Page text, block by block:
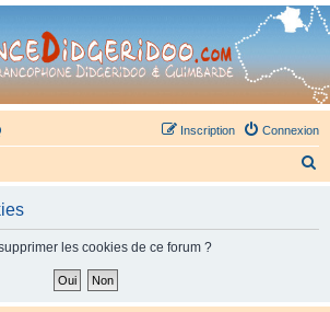
Didgeridoo - retrouvez la communauté.
Connexion
Inscription
les cookies de ce forum ?